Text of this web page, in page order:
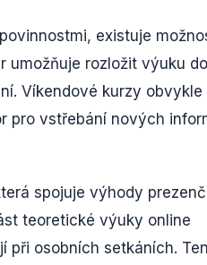
existuje
umožňuje rozložit výuku do
Víkendové kurzy obvykle
pro vstřebání nových
spojuje výhody
teoretické výuky online
při osobních setkáních.